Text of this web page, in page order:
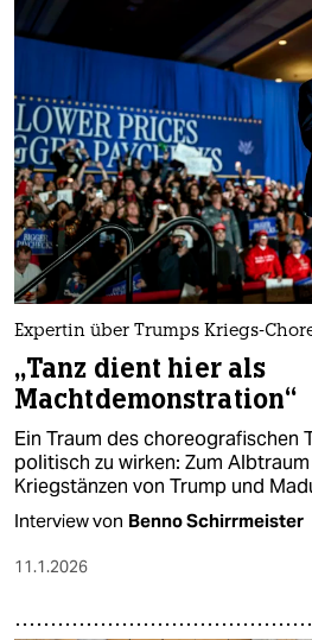
Expertin über Trumps Kriegs-
„Tanz dient hier als
Machtdemonstration“
Ein Traum des choreografischen
politisch zu wirken: Zum
Kriegstänzen von Trump und
Interview von Benno Schirrmeister
11.1.2026